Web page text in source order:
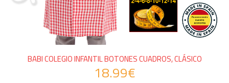
BABI COLEGIO INFANTIL BOTONES CUADROS, CLÁSICO
18.99€